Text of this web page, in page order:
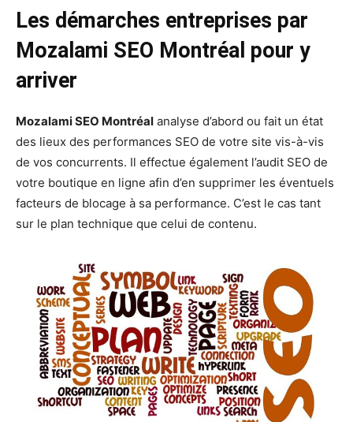
Les démarches entreprises par
Mozalami SEO Montréal pour y
arriver
Mozalami SEO Montréal analyse d’abord ou fait un état
des lieux des performances SEO de votre site vis-à-vis
de vos concurrents. Il effectue également l’audit SEO de
votre boutique en ligne afin d’en supprimer les éventuels
facteurs de blocage à sa performance. C’est le cas tant
sur le plan technique que celui de contenu.